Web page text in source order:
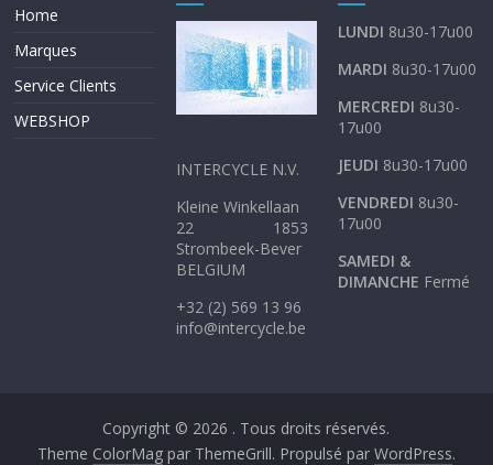
Home
Marques
Service Clients
WEBSHOP
INTERCYCLE N.V.
Kleine Winkellaan
22 1853
Strombeek-Bever
BELGIUM
+32 (2) 569 13 96
info@intercycle.be
LUNDI 8u30-17u00
MARDI 8u30-17u00
MERCREDI 8u30-
17u00
JEUDI 8u30-17u00
VENDREDI 8u30-
17u00
SAMEDI &
DIMANCHE Fermé
Copyright © 2026 . Tous droits réservés.
Theme ColorMagpar ThemeGrill. Propulsé par WordPress.